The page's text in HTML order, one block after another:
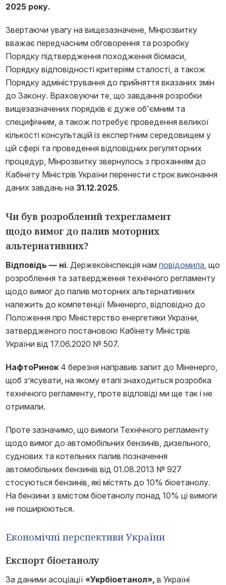
2025 року.
Звертаючи увагу на вищезазначене, Мінрозвитку
вважає передчасним обговорення та розробку
Порядку підтвердження походження біомаси,
Порядку відповідності критеріям сталості, а також
Порядку адміністрування до прийняття вказаних змін
до Закону. Враховуючи те, що завдання розробки
вищезазначених порядків є дуже об'ємним та
специфічним, а також потребує проведення великої
кількості консультацій із експертним середовищем у
цій сфері та проведення відповідних регуляторних
процедур, Мінрозвитку звернулось з проханням до
Кабінету Міністрів України перенести строк виконання
даних завдань на 31.12.2025.
Чи був розроблений техрегламент
щодо вимог до палив моторних
альтернативних?
Відповідь — ні. Держекоінспекція намповідомила, що
розроблення та затвердження технічного регламенту
щодо вимог до палив моторних альтернативних
належить до компетенції Міненерго, відповідно до
Положення про Міністерство енергетики України,
затвердженого постановою Кабінету Міністрів
України від 17.06.2020 № 507.
НафтоРинок 4 березня направив запит до Міненерго,
щоб з’ясувати, на якому етапі знаходиться розробка
технічного регламенту, проте відповіді ми ще так і не
отримали.
Проте зазначимо, що вимоги Технічного регламенту
щодо вимог до автомобільних бензинів, дизельного,
суднових та котельних палив позначення
автомобільних бензинів від 01.08.2013 № 927
стосуються бензинів, які містять до 10% біоетанолу.
На бензини з вмістом біоетанолу понад 10% ці вимоги
не поширюються.
Економічні перспективи України
Експорт біоетанолу
За даними асоціації«Укрбіоетанол», в Україні